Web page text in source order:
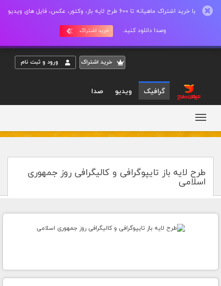
با خرید اشتراک ماهیانه تا 600 طرح لایه باز، وکتور، عکس، فایل های ویدیو
وصدا دانلود کنید. خرید اشتراک
خريد اشتراک ورود و ثبت نام
گرافیک ویدیو صدا
طرح لایه باز تایپوگرافی و کالیگرافی روز جمهوری
اسلامی